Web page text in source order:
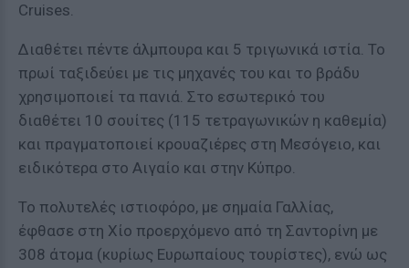
Cruises.
Διαθέτει πέντε άλμπουρα και 5 τριγωνικά ιστία. Το
πρωί ταξιδεύει με τις μηχανές του και το βράδυ
χρησιμοποιεί τα πανιά. Στο εσωτερικό του
διαθέτει 10 σουίτες (115 τετραγωνικών η καθεμία)
και πραγματοποιεί κρουαζιέρες στη Μεσόγειο, και
ειδικότερα στο Αιγαίο και στην Κύπρο.
Το πολυτελές ιστιοφόρο, με σημαία Γαλλίας,
έφθασε στη Χίο προερχόμενο από τη Σαντορίνη με
308 άτομα (κυρίως Ευρωπαίους τουρίστες), ενώ ως